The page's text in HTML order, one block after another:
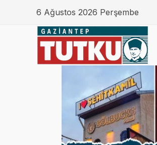
6 Ağustos 2026 Perşembe